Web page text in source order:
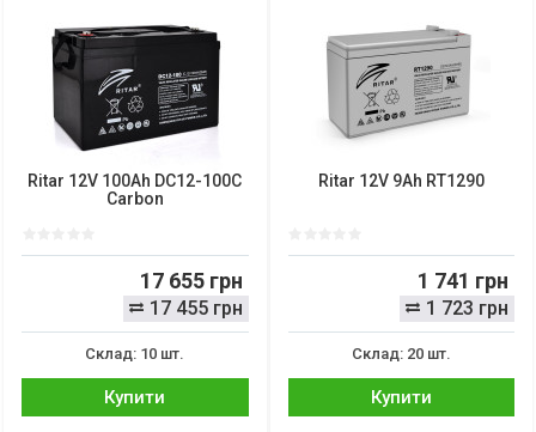
Ritar 12V 100Ah DC12-100C
Carbon
17 655 грн
17 455 грн
Склад: 10 шт.
Купити
Ritar 12V 9Ah RT1290
1 741 грн
1 723 грн
Склад: 20 шт.
Купити